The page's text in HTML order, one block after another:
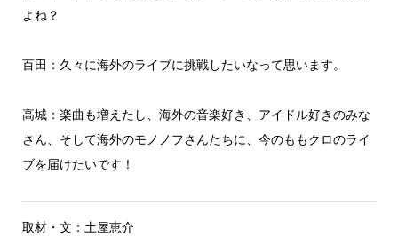
よね？
百田：久々に海外のライブに挑戦したいなって思います。
高城：楽曲も増えたし、海外の音楽好き、アイドル好きのみな
さん、そして海外のモノノフさんたちに、今のももクロのライ
ブを届けたいです！
取材・文：土屋恵介